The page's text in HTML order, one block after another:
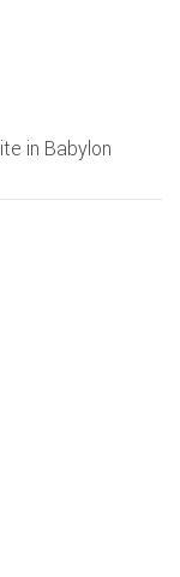
in Babylon